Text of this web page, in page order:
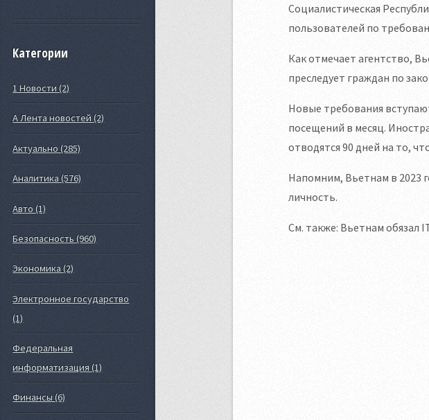
Категории
1 Новости (2)
А Лента новостей (2)
Актуально (285)
Аналитика (576)
Авто (1)
Безопасность (960)
Экономика (2)
Электронное государство
(1)
Федеральная
информатизация (1)
Финансы (6)
Социалистическая
пользователей по
Как отмечает агентство,
преследует граждан по
Новые требования
посещений в месяц.
отводятся 90 дней на то,
Напомним, Вьетнам в 2023
личность.
См. также: Вьетнам обязал